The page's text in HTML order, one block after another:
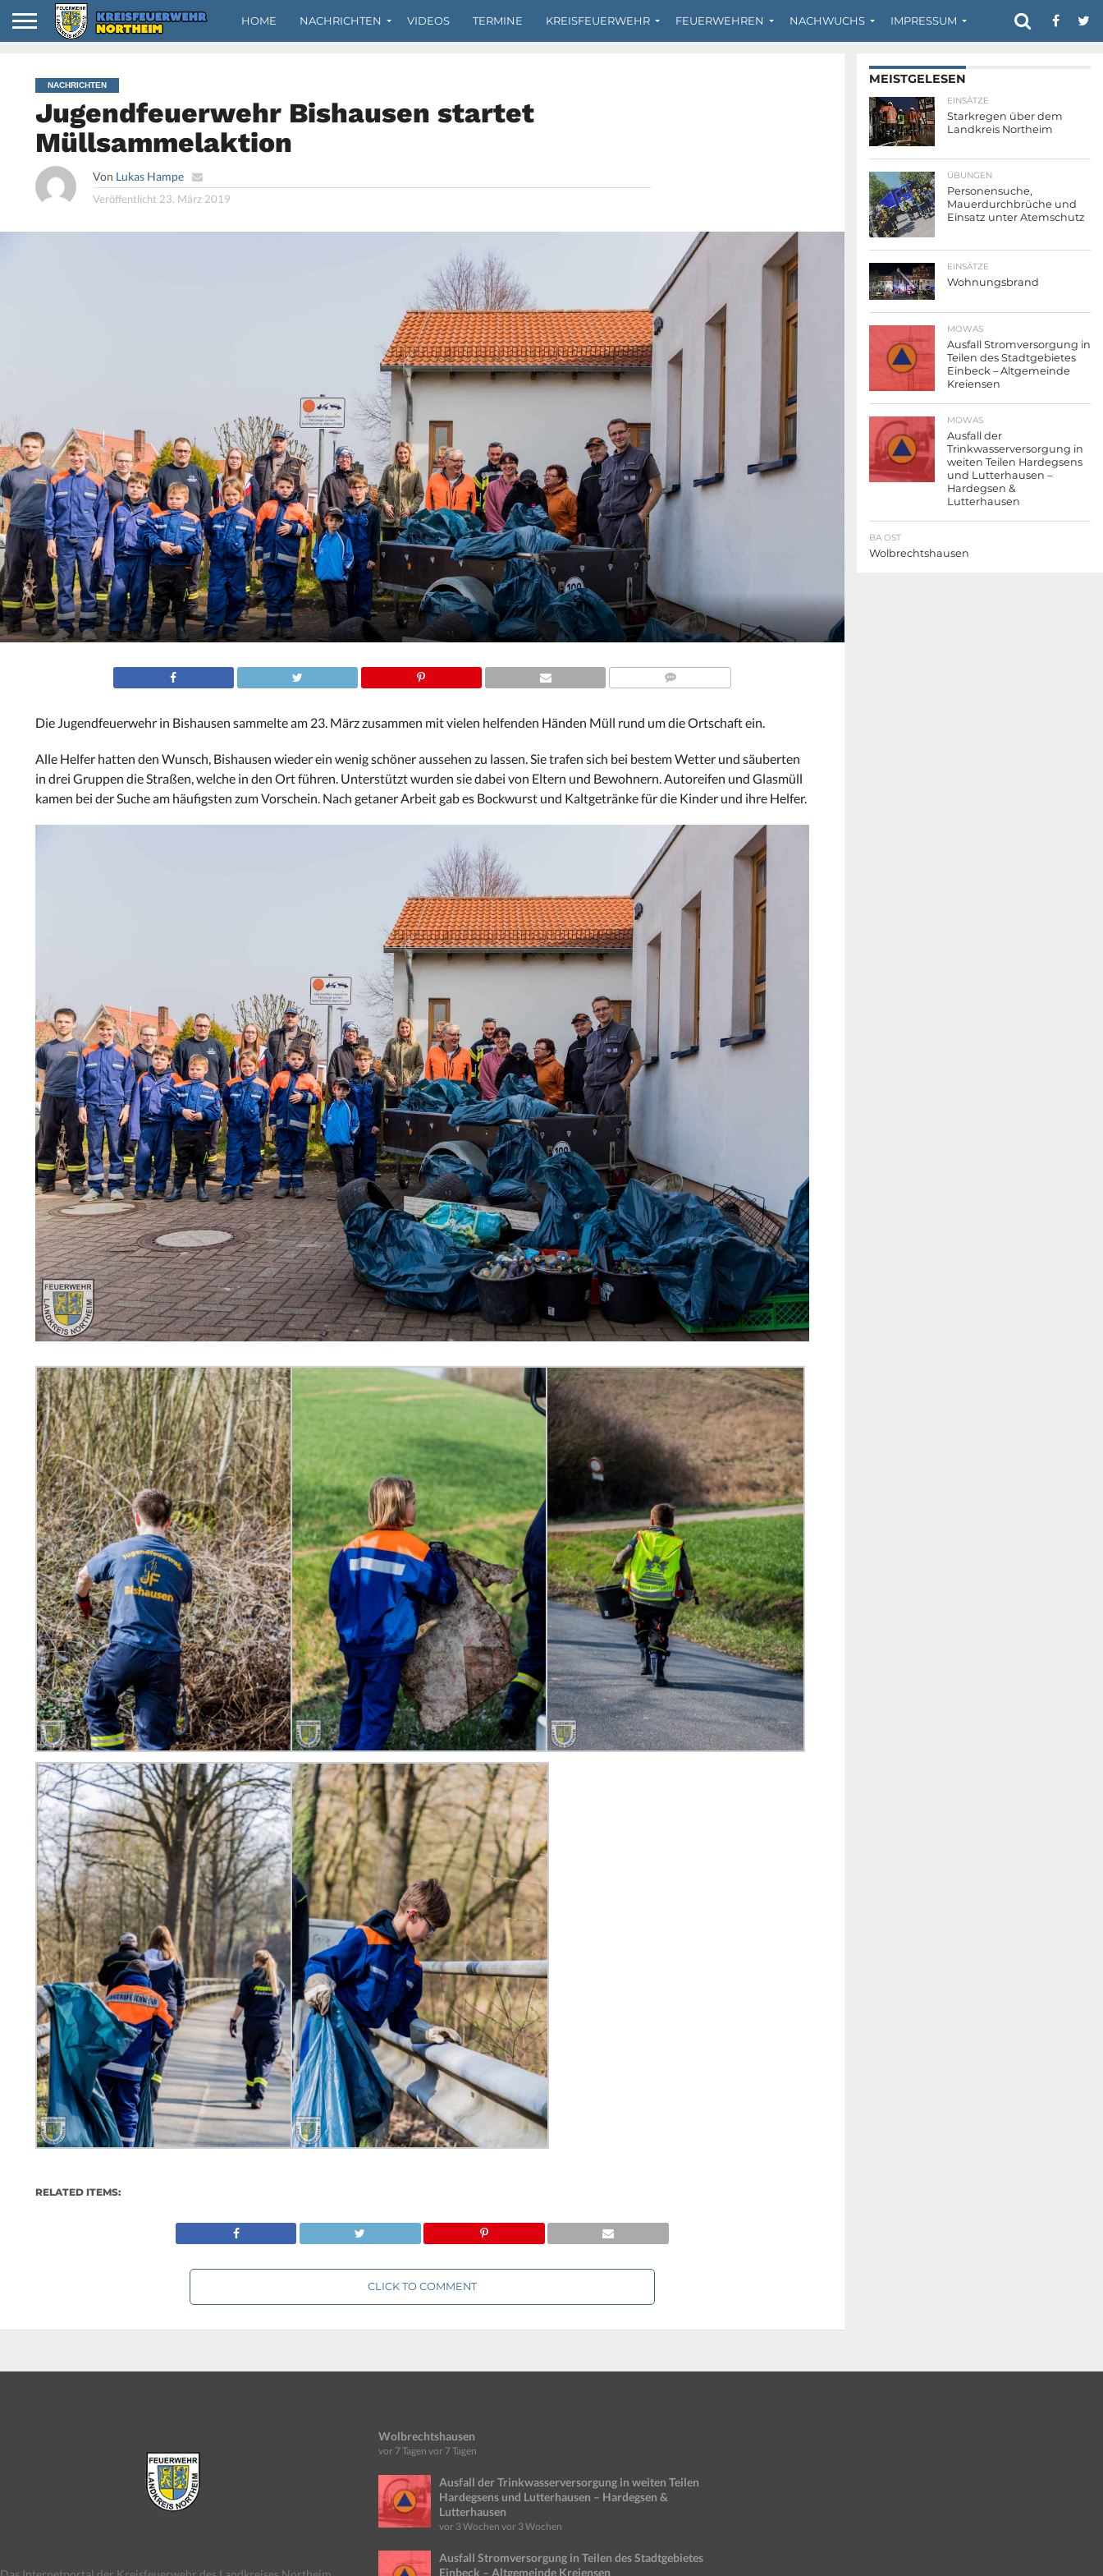
HOME NACHRICHTEN VIDEOS TERMINE KREISFEUERWEHR FEUERWEHREN NACHWUCHS IMPRESSUM
NACHRICHTEN
Jugendfeuerwehr Bishausen startet
Müllsammelaktion
Von Lukas Hampe
Veröffentlicht 23. März 2019
Die Jugendfeuerwehr in Bishausen sammelte am 23. März zusammen mit vielen helfenden Händen Müll rund um die Ortschaft ein.
Alle Helfer hatten den Wunsch, Bishausen wieder ein wenig schöner aussehen zu lassen. Sie trafen sich bei bestem Wetter und säuberten
in drei Gruppen die Straßen, welche in den Ort führen. Unterstützt wurden sie dabei von Eltern und Bewohnern. Autoreifen und Glasmüll
kamen bei der Suche am häufigsten zum Vorschein. Nach getaner Arbeit gab es Bockwurst und Kaltgetränke für die Kinder und ihre Helfer.
RELATED ITEMS:
CLICK TO COMMENT
MEISTGELESEN
EINSÄTZE
Starkregen über dem
Landkreis Northeim
ÜBUNGEN
Personensuche,
Mauerdurchbrüche und
Einsatz unter Atemschutz
EINSÄTZE
Wohnungsbrand
MOWAS
Ausfall Stromversorgung in
Teilen des Stadtgebietes
Einbeck – Altgemeinde
Kreiensen
MOWAS
Ausfall der
Trinkwasserversorgung in
weiten Teilen Hardegsens
und Lutterhausen –
Hardegsen &
Lutterhausen
BA OST
Wolbrechtshausen
Wolbrechtshausen
vor 7 Tagen vor 7 Tagen
Ausfall der Trinkwasserversorgung in weiten Teilen
Hardegsens und Lutterhausen – Hardegsen &
Lutterhausen
vor 3 Wochen vor 3 Wochen
Ausfall Stromversorgung in Teilen des Stadtgebietes
Einbeck – Altgemeinde Kreiensen